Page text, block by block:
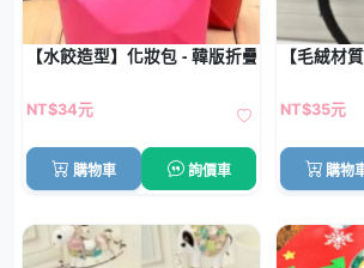
【水餃造型】化妝包 - 韓版折疊收納包
NT$34元
購物車 詢價車
【毛絨材
NT$35元
購物